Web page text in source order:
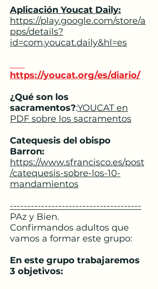
Aplicación Youcat Daily:
https://play.google.com/store/a
pps/details?
id=com.youcat.daily&hl=es
https://youcat.org/es/diario/
¿Qué son los
sacramentos?:YOUCAT en
PDF sobre los sacramentos
Catequesis del obispo
Barron:
https://www.sfrancisco.es/post
/catequesis-sobre-los-10-
mandamientos
--------------------------------------
PAz y Bien.
Confirmandos adultos que
vamos a formar este grupo:
En este grupo trabajaremos
3 objetivos: